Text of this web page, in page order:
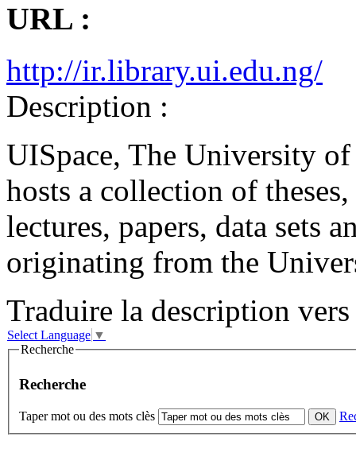
URL :
http://ir.library.ui.edu.ng/
Description :
UISpace, The University
hosts a collection of
lectures, papers, data sets
originating from the
Traduire la description
Select Language ▼
Recherche
Recherche
Taper mot ou des mots clès